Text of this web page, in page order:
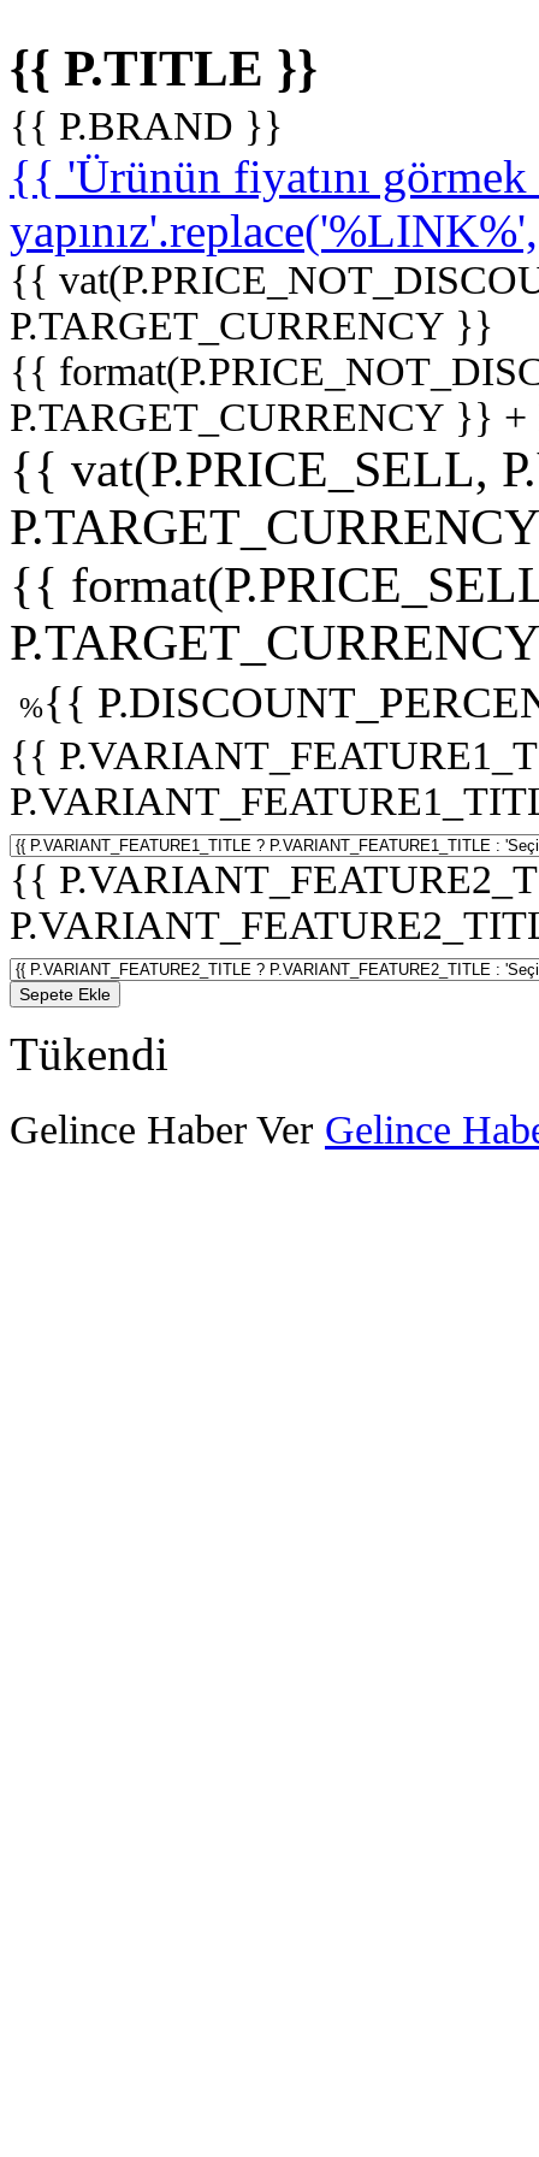
{{ P.TITLE }}
{{ P.BRAND }}
{{ 'Ürünün fiyatını
{{
P.TARGET_CURRENCY }}
{{
P.TARGET_CURRENCY }}
{{ vat(P.PRICE_SELL,
{{
%{{
{{
{{
Sepete Ekle
Tükendi
Gelince Haber Ver Gelince